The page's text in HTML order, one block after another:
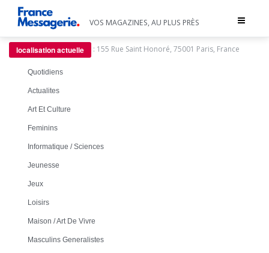
Toggle
VOS MAGAZINES, AU PLUS PRÈS
localisation actuelle : 155 Rue Saint Honoré, 75001 Paris, France
Quotidiens
Actualites
Art Et Culture
Feminins
Informatique / Sciences
Jeunesse
Jeux
Loisirs
Maison / Art De Vivre
Masculins Generalistes